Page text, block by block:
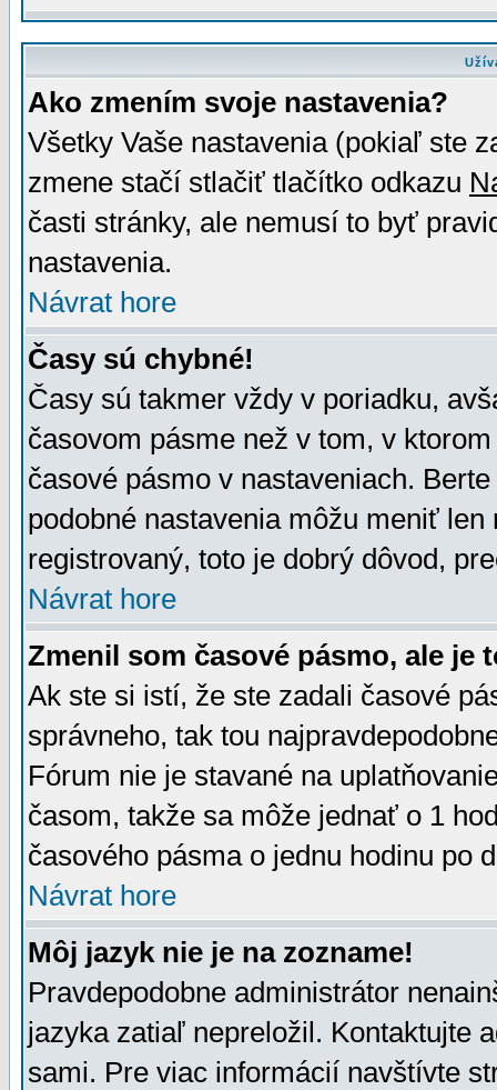
Ako zmením svoje nastavenia?
Všetky Vaše nastavenia (pokiaľ ste
zmene stačí stlačiť tlačítko odkazu
časti stránky, ale nemusí to byť
nastavenia.
Návrat hore
Časy sú chybné!
Časy sú takmer vždy v poriadku,
časovom pásme než v tom, v
časové pásmo v nastaveniach.
podobné nastavenia môžu meniť
registrovaný, toto je dobrý dôvod,
Návrat hore
Zmenil som časové pásmo, ale je
Ak ste si istí, že ste zadali časové
správneho, tak tou
Fórum nie je stavané na
časom, takže sa môže jednať o 1
časového pásma o jednu hodinu po
Návrat hore
Môj jazyk nie je na zozname!
Pravdepodobne administrátor
jazyka zatiaľ nepreložil. Kontaktujte
sami. Pre viac informácií navštívte